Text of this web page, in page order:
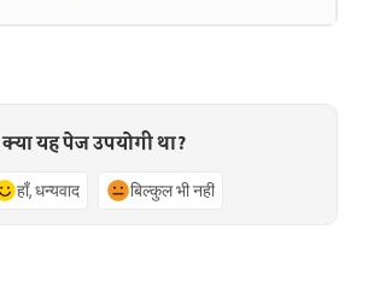
क्या यह पेज उपयोगी था?
हाँ, धन्यवाद बिल्कुल भी नहीं